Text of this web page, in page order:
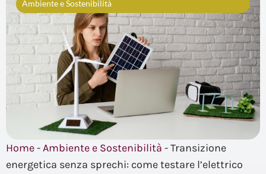
Ambiente e Sostenibilità
Home-Ambiente e Sostenibilità -Transizione
energetica senza sprechi: come testare l’elettrico